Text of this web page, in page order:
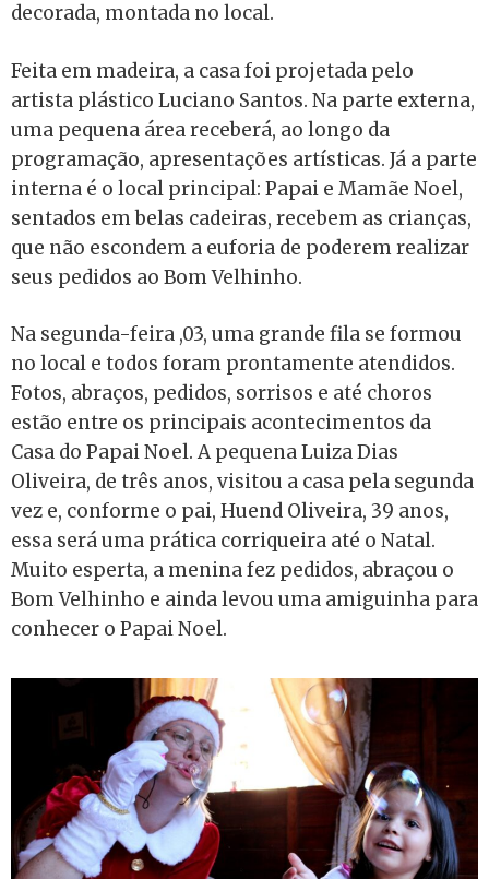
decorada, montada no local.
Feita em madeira, a casa foi projetada pelo
artista plástico Luciano Santos. Na parte externa,
uma pequena área receberá, ao longo da
programação, apresentações artísticas. Já a parte
interna é o local principal: Papai e Mamãe Noel,
sentados em belas cadeiras, recebem as crianças,
que não escondem a euforia de poderem realizar
seus pedidos ao Bom Velhinho.
Na segunda-feira ,03, uma grande fila se formou
no local e todos foram prontamente atendidos.
Fotos, abraços, pedidos, sorrisos e até choros
estão entre os principais acontecimentos da
Casa do Papai Noel. A pequena Luiza Dias
Oliveira, de três anos, visitou a casa pela segunda
vez e, conforme o pai, Huend Oliveira, 39 anos,
essa será uma prática corriqueira até o Natal.
Muito esperta, a menina fez pedidos, abraçou o
Bom Velhinho e ainda levou uma amiguinha para
conhecer o Papai Noel.